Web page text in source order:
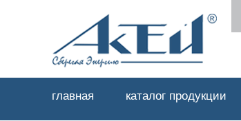
главная каталог продукции